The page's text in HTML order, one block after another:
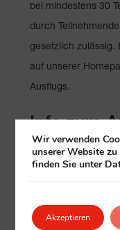
bei mindestens 30
durch
gesetzlich zulässig.
auf unserer
Ausflugs.
Info zum
Stubenberg
und dem
Wir verwenden
unserer Website
finden Sie unter
Akzeptieren